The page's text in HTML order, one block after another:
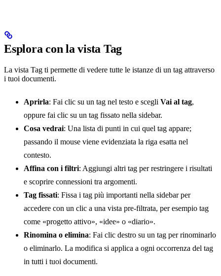
Esplora con la vista Tag
La vista Tag ti permette di vedere tutte le istanze di un tag attraverso
i tuoi documenti.
Aprirla: Fai clic su un tag nel testo e scegli Vai al tag,
oppure fai clic su un tag fissato nella sidebar.
Cosa vedrai: Una lista di punti in cui quel tag appare;
passando il mouse viene evidenziata la riga esatta nel
contesto.
Affina con i filtri: Aggiungi altri tag per restringere i risultati
e scoprire connessioni tra argomenti.
Tag fissati: Fissa i tag più importanti nella sidebar per
accedere con un clic a una vista pre-filtrata, per esempio tag
come «progetto attivo», «idee» o «diario».
Rinomina o elimina: Fai clic destro su un tag per rinominarlo
o eliminarlo. La modifica si applica a ogni occorrenza del tag
in tutti i tuoi documenti.